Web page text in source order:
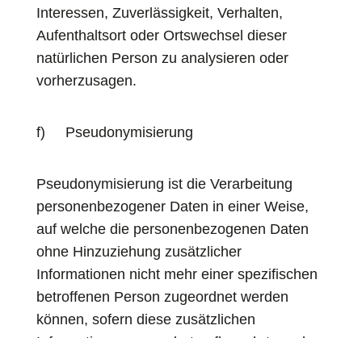
Interessen, Zuverlässigkeit, Verhalten,
Aufenthaltsort oder Ortswechsel dieser
natürlichen Person zu analysieren oder
vorherzusagen.
f) Pseudonymisierung
Pseudonymisierung ist die Verarbeitung
personenbezogener Daten in einer Weise,
auf welche die personenbezogenen Daten
ohne Hinzuziehung zusätzlicher
Informationen nicht mehr einer spezifischen
betroffenen Person zugeordnet werden
können, sofern diese zusätzlichen